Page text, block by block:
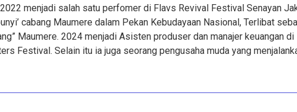
menjadi salah satu perfomer di Flavs Revival Festival Senayan
cabang Maumere dalam Pekan Kebudayaan Nasional, Terlibat
Maumere. 2024 menjadi Asisten produser dan manajer keuangan
Festival. Selain itu ia juga seorang pengusaha muda yang